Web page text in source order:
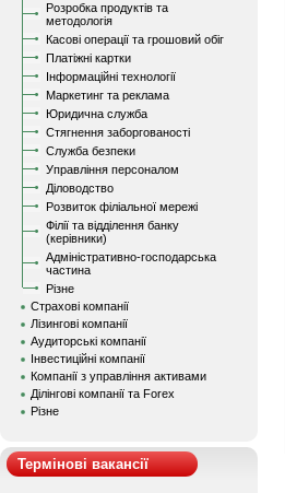
Розробка продуктів та
методологія
Касові операції та грошовий обіг
Платіжні картки
Інформаційні технології
Маркетинг та реклама
Юридична служба
Стягнення заборгованості
Служба безпеки
Управління персоналом
Діловодство
Розвиток філіальної мережі
Філії та відділення банку
(керівники)
Адміністративно-господарська
частина
Різне
Страхові компанії
Лізингові компанії
Аудиторські компанії
Інвестиційні компанії
Компанії з управління активами
Ділінгові компанії та Forex
Різне
Термінові вакансії